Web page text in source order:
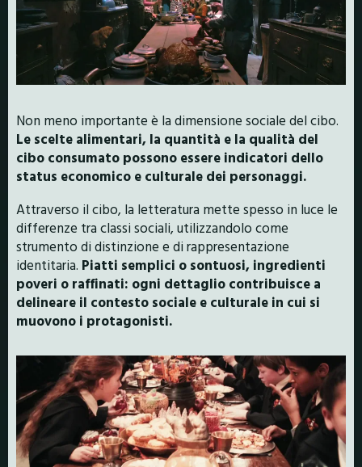
Non meno importante è la dimensione sociale del cibo.
Le scelte alimentari, la quantità e la qualità del
cibo consumato possono essere indicatori dello
status economico e culturale dei personaggi.
Attraverso il cibo, la letteratura mette spesso in luce le
differenze tra classi sociali, utilizzandolo come
strumento di distinzione e di rappresentazione
identitaria. Piatti semplici o sontuosi, ingredienti
poveri o raffinati: ogni dettaglio contribuisce a
delineare il contesto sociale e culturale in cui si
muovono i protagonisti.